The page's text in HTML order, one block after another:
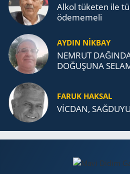
Alkol tü­ke­ten ile
öde­me­me­li
AYDIN NİKBAY
NEMRUT
DOĞUŞUNA
FARUK HAKSAL
VİCDAN,